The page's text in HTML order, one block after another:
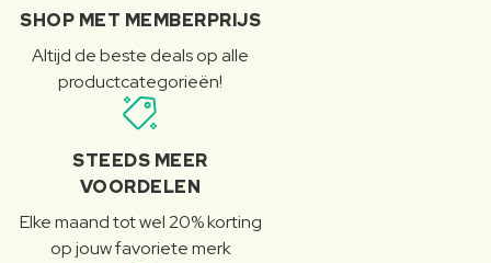
SHOP MET MEMBERPRIJS
Altijd de beste deals op alle
productcategorieën!
STEEDS MEER
VOORDELEN
Elke maand tot wel 20% korting
op jouw favoriete merk